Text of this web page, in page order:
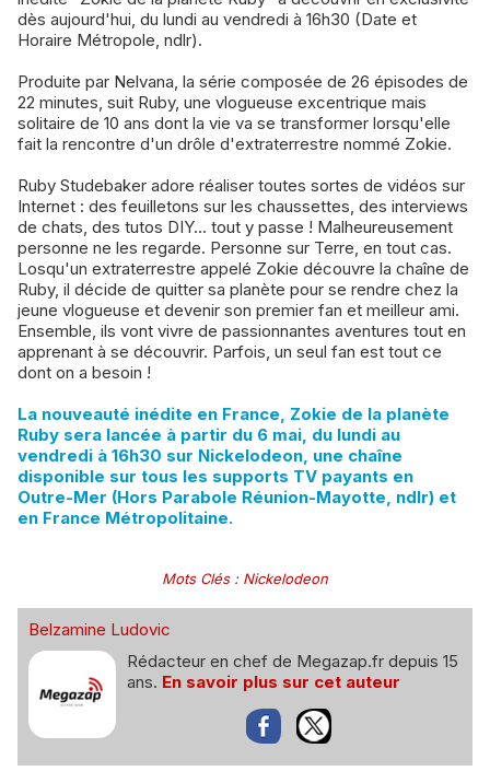
dès aujourd'hui, du lundi au vendredi à 16h30 (Date et
Horaire Métropole, ndlr).
Produite par Nelvana, la série composée de 26 épisodes de
22 minutes, suit Ruby, une vlogueuse excentrique mais
solitaire de 10 ans dont la vie va se transformer lorsqu'elle
fait la rencontre d'un drôle d'extraterrestre nommé Zokie.
Ruby Studebaker adore réaliser toutes sortes de vidéos sur
Internet : des feuilletons sur les chaussettes, des interviews
de chats, des tutos DIY... tout y passe ! Malheureusement
personne ne les regarde. Personne sur Terre, en tout cas.
Losqu'un extraterrestre appelé Zokie découvre la chaîne de
Ruby, il décide de quitter sa planète pour se rendre chez la
jeune vlogueuse et devenir son premier fan et meilleur ami.
Ensemble, ils vont vivre de passionnantes aventures tout en
apprenant à se découvrir. Parfois, un seul fan est tout ce
dont on a besoin !
La nouveauté inédite en France, Zokie de la planète
Ruby sera lancée à partir du 6 mai, du lundi au
vendredi à 16h30 sur Nickelodeon, une chaîne
disponible sur tous les supports TV payants en
Outre-Mer (Hors Parabole Réunion-Mayotte, ndlr) et
en France Métropolitaine.
Mots Clés: Nickelodeon
Belzamine Ludovic
Rédacteur en chef de Megazap.fr depuis 15
ans. En savoir plus sur cet auteur